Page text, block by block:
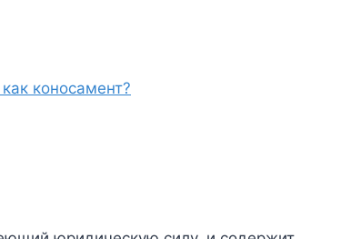
коносамент?